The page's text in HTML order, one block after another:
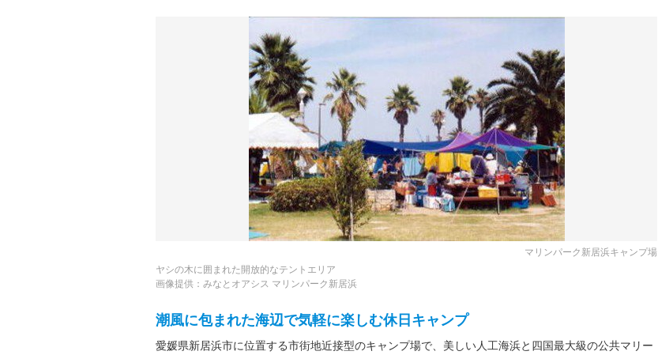
マリンパーク新居浜キャンプ場
ヤシの木に囲まれた開放的なテントエリア
画像提供：みなとオアシス マリンパーク新居浜
潮風に包まれた海辺で気軽に楽しむ休日キャンプ
愛媛県新居浜市に位置する市街地近接型のキャンプ場で、美しい人工海浜と四国最大級の公共マリー